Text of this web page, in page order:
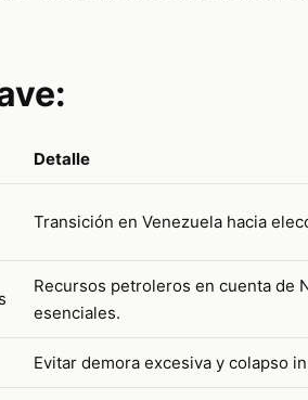
Detalle
Transición en Venezuela hacia
Recursos petroleros en cuenta de
esenciales.
Evitar demora excesiva y colapso